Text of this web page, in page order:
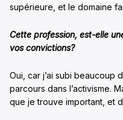
supérieure, et le domaine
Cette profession, est-elle
vos convictions?
Oui, car j’ai subi beaucoup
parcours dans l’activisme.
que je trouve important, et